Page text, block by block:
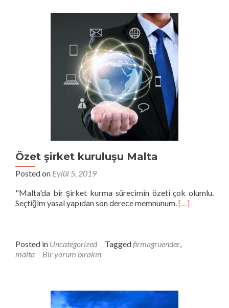
Özet şirket kuruluşu Malta
Posted on Eylül 5, 2019
"Malta'da bir şirket kurma sürecimin özeti çok olumlu.
Seçtiğim yasal yapıdan son derece memnunum.[…]
Posted in Uncategorized Taggedfirmagruender,
malta
Bir yorum bırakın